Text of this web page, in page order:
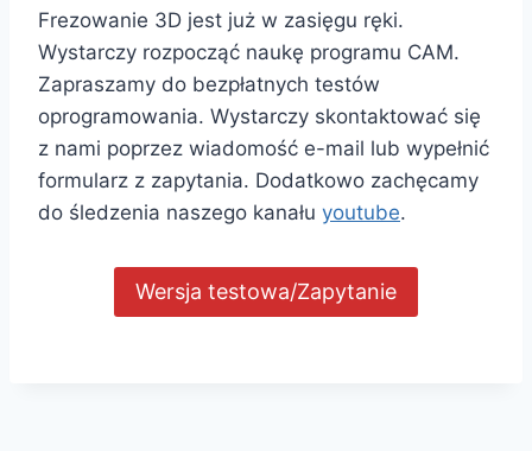
Frezowanie 3D jest już w zasięgu ręki.
Wystarczy rozpocząć naukę programu CAM.
Zapraszamy do bezpłatnych testów
oprogramowania. Wystarczy skontaktować się
z nami poprzez wiadomość e-mail lub wypełnić
formularz z zapytania. Dodatkowo zachęcamy
do śledzenia naszego kanału youtube.
Wersja testowa/Zapytanie